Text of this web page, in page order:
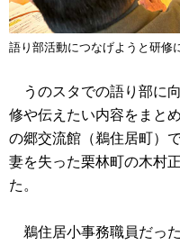
語り部活動につなげようと研修
うのスタでの語り部に
修や伝えたい内容をまと
の郷交流館（鵜住居町）
妻を失った栗林町の木村
た。
鵜住居小事務職員だっ